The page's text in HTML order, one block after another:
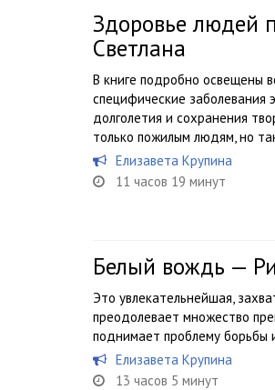
Здоровье людей
Светлана
В книге подробно освещены
специфические заболевания
долголетия и сохранения
только пожилым людям, но
Елизавета Крупина
11 часов 19 минут
Белый вождь —
Это увлекательнейшая,
преодолевает множество
поднимает проблему борьбы
Елизавета Крупина
13 часов 5 минут